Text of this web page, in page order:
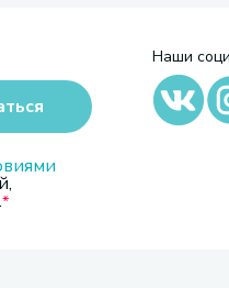
Наши